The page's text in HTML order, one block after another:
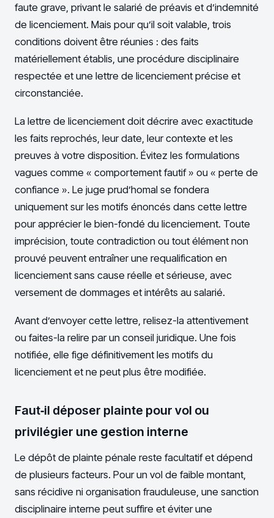
faute grave, privant le salarié de préavis et d’indemnité
de licenciement. Mais pour qu’il soit valable, trois
conditions doivent être réunies : des faits
matériellement établis, une procédure disciplinaire
respectée et une lettre de licenciement précise et
circonstanciée.
La lettre de licenciement doit décrire avec exactitude
les faits reprochés, leur date, leur contexte et les
preuves à votre disposition. Évitez les formulations
vagues comme « comportement fautif » ou « perte de
confiance ». Le juge prud’homal se fondera
uniquement sur les motifs énoncés dans cette lettre
pour apprécier le bien-fondé du licenciement. Toute
imprécision, toute contradiction ou tout élément non
prouvé peuvent entraîner une requalification en
licenciement sans cause réelle et sérieuse, avec
versement de dommages et intérêts au salarié.
Avant d’envoyer cette lettre, relisez-la attentivement
ou faites-la relire par un conseil juridique. Une fois
notifiée, elle fige définitivement les motifs du
licenciement et ne peut plus être modifiée.
Faut‑il déposer plainte pour vol ou
privilégier une gestion interne
Le dépôt de plainte pénale reste facultatif et dépend
de plusieurs facteurs. Pour un vol de faible montant,
sans récidive ni organisation frauduleuse, une sanction
disciplinaire interne peut suffire et éviter une